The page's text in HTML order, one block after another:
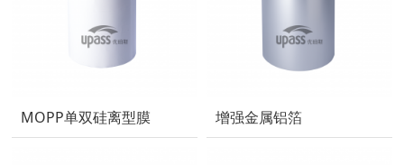
MOPP单双硅离型膜 增强金属铝箔